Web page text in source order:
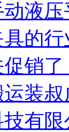
动液
具的
促销
运装
技有